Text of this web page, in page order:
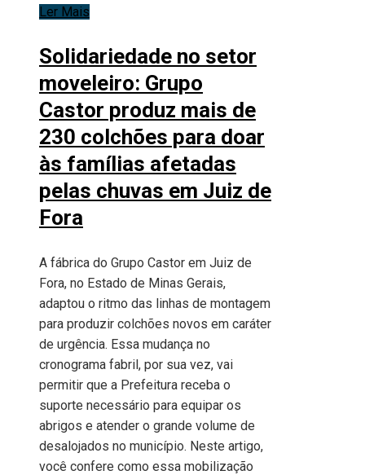
Ler Mais
Solidariedade no setor
moveleiro: Grupo
Castor produz mais de
230 colchões para doar
às famílias afetadas
pelas chuvas em Juiz de
Fora
A fábrica do Grupo Castor em Juiz de
Fora, no Estado de Minas Gerais,
adaptou o ritmo das linhas de montagem
para produzir colchões novos em caráter
de urgência. Essa mudança no
cronograma fabril, por sua vez, vai
permitir que a Prefeitura receba o
suporte necessário para equipar os
abrigos e atender o grande volume de
desalojados no município. Neste artigo,
você confere como essa mobilização